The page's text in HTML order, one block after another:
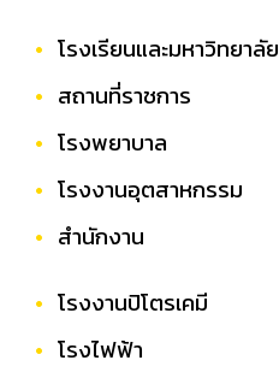
โรงเรียนและมหาวิทยาลัย
สถานที่ราชการ
โรงพยาบาล
โรงงานอุตสาหกรรม
สำนักงาน
โรงงานปิโตรเคมี
โรงไฟฟ้า